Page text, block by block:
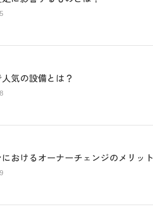
気の設備とは？
おけるオーナーチェンジのメリット